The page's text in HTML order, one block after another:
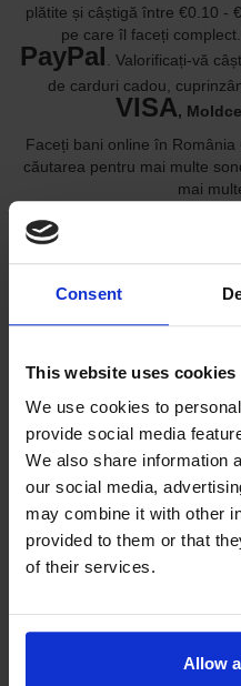
Consent
This website uses cookies
We use cookies to
provide social media
We also share information
our social media,
may combine it with other
provided to them or that
of their services.
Allow
plătite și câștigă între €0.10 -
pe care îl faceți
PayPal
Valorificați-vă
de carduri cadou,
VISA,
Faceți bani online în
căutarea pentru mai multe
mai
Ne pasă de
Prin partajarea datelor
personale doar în
Triaba este o parte din Syno
ESOMAR's standarte de
cercetări de piaţă. Această
la ceea ce definește
protecție a datelor pentru
audiență dublă de 130